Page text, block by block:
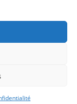
: 479 817 884 00022 -